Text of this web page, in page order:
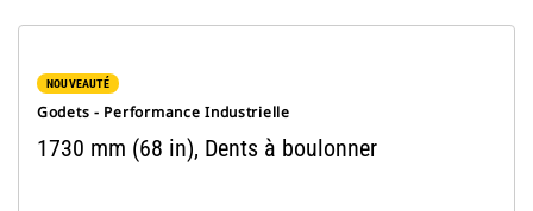
NOUVEAUTÉ
Godets - Performance Industrielle
1730 mm (68 in), Dents à boulonner